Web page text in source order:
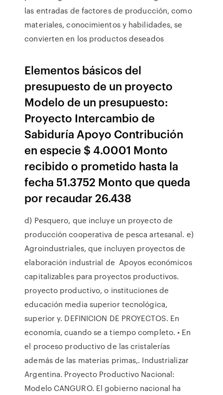
las entradas de factores de producción, como
materiales, conocimientos y habilidades, se
convierten en los productos deseados
Elementos básicos del
presupuesto de un proyecto
Modelo de un presupuesto:
Proyecto Intercambio de
Sabiduría Apoyo Contribución
en especie $ 4.0001 Monto
recibido o prometido hasta la
fecha 51.3752 Monto que queda
por recaudar 26.438
d) Pesquero, que incluye un proyecto de
producción cooperativa de pesca artesanal. e)
Agroindustriales, que incluyen proyectos de
elaboración industrial de Apoyos económicos
capitalizables para proyectos productivos.
proyecto productivo, o instituciones de
educación media superior tecnológica,
superior y. DEFINICION DE PROYECTOS. En
economía, cuando se a tiempo completo. • En
el proceso productivo de las cristalerías
además de las materias primas,. Industrializar
Argentina. Proyecto Productivo Nacional:
Modelo CANGURO. El gobierno nacional ha